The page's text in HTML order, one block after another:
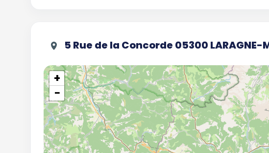
5 Rue de la Concorde 05300 LARAGNE-
+
−